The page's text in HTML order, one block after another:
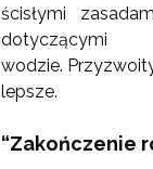
ścisłymi
wodzie.
lepsze.
“Zakończenie